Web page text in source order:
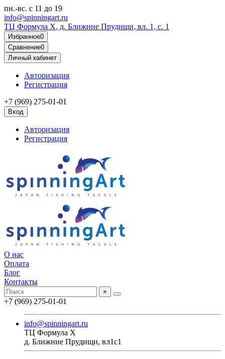
пн.-вс. с 11 до 19
info@spinningart.ru
ТЦ Формула X, д. Ближние Прудищи, вл. 1, с. 1
Избранное0
Сравнение0
Личный кабинет
Авторизация
Регистрация
+7 (969) 275-01-01
Вход
Авторизация
Регистрация
О нас
Оплата
Блог
Контакты
×
+7 (969) 275-01-01
info@spinningart.ru
ТЦ Формула X
д. Ближние Прудищи, вл1с1